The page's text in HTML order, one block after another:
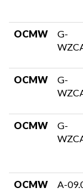
OCMW
G-
OCMW
G-
OCMW
G-
OCMW A-